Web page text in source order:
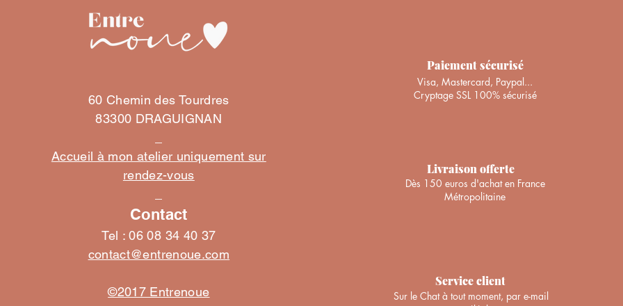
Turban Transformable "Java"
Prix
45,00 €
+ PANIER
Bonnet "Java"
Turban "Toscane" Ajustable
Prix
48,00 €
+ PANIER
Turban "Olivia" Ajustable
Bandeau "Nymphéa"
Prix
28,00 €
+ PANIER
Turban "Marguerite vert d'eau" Ajustable
60 Chemin des Tourdres
83300 DRAGUIGNAN
Accueil à mon atelier uniquement sur
rendez-vous
Contact
Tel : 06 08 34 40 37
contact@entrenoue.com
©2017 Entrenoue
Paiement sécurisé
Visa, Mastercard, Paypal...
Cryptage SSL 100% sécurisé
Livraison offerte
Dès 150 euros d'achat en France
Métropolitaine
Service client
Sur le Chat à tout moment, par e-mail